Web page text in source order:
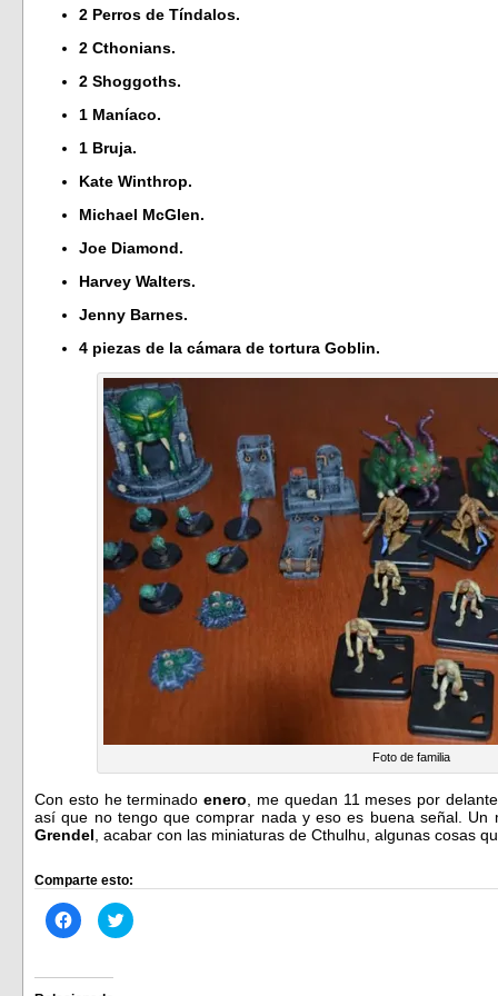
2 Perros de Tíndalos.
2 Cthonians.
2 Shoggoths.
1 Maníaco.
1 Bruja.
Kate Winthrop.
Michael McGlen.
Joe Diamond.
Harvey Walters.
Jenny Barnes.
4 piezas de la cámara de tortura Goblin.
Foto de familia
Con esto he terminadoenero , me quedan 11 meses por
así que no tengo que comprar nada y eso es buena señal. Un
Grendel , acabar con las miniaturas de Cthulhu, algunas cosas
Comparte esto:
Haz
clic
Facebook
Haz
clic